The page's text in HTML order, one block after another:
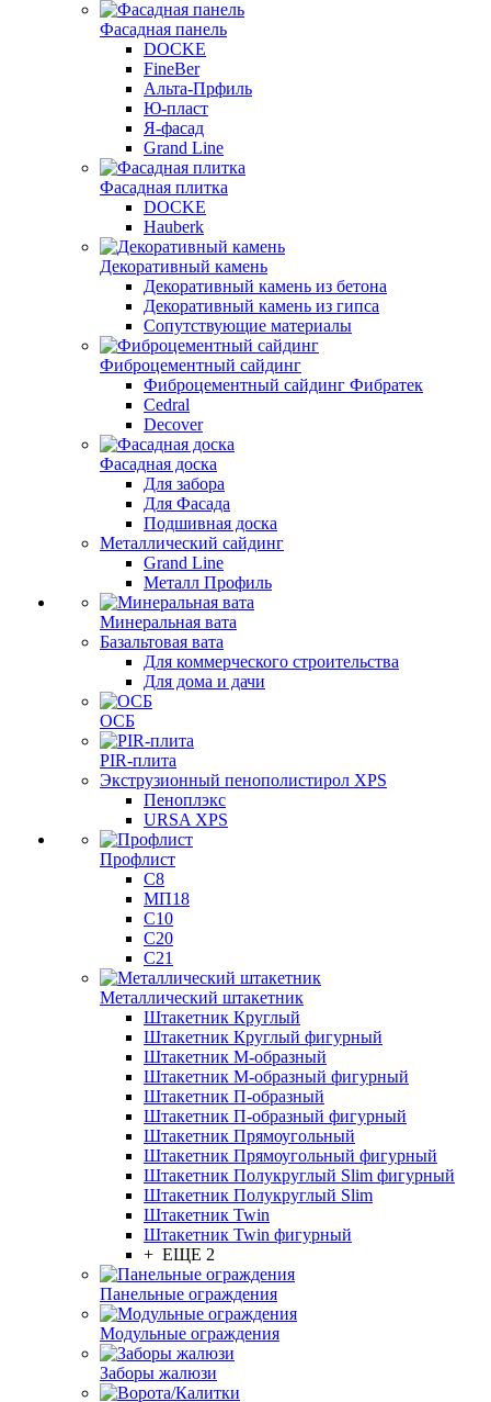
Фасадная панель
DOCKE
FineBer
Альта-Прфиль
Ю-пласт
Я-фасад
Grand Line
Фасадная плитка
DOCKE
Hauberk
Декоративный камень
Декоративный камень из бетона
Декоративный камень из гипса
Сопутствующие материалы
Фиброцементный сайдинг
Фиброцементный сайдинг Фибратек
Cedral
Decover
Фасадная доска
Для забора
Для Фасада
Подшивная доска
Металлический сайдинг
Grand Line
Металл Профиль
Минеральная вата
Базальтовая вата
Для коммерческого строительства
Для дома и дачи
ОСБ
PIR-плита
Экструзионный пенополистирол XPS
Пеноплэкс
URSA XPS
Профлист
С8
МП18
С10
С20
С21
Металлический штакетник
Штакетник Круглый
Штакетник Круглый фигурный
Штакетник М-образный
Штакетник М-образный фигурный
Штакетник П-образный
Штакетник П-образный фигурный
Штакетник Прямоугольный
Штакетник Прямоугольный фигурный
Штакетник Полукруглый Slim фигурный
Штакетник Полукруглый Slim
Штакетник Twin
Штакетник Twin фигурный
+ ЕЩЕ 2
Панельные ограждения
Модульные ограждения
Заборы жалюзи